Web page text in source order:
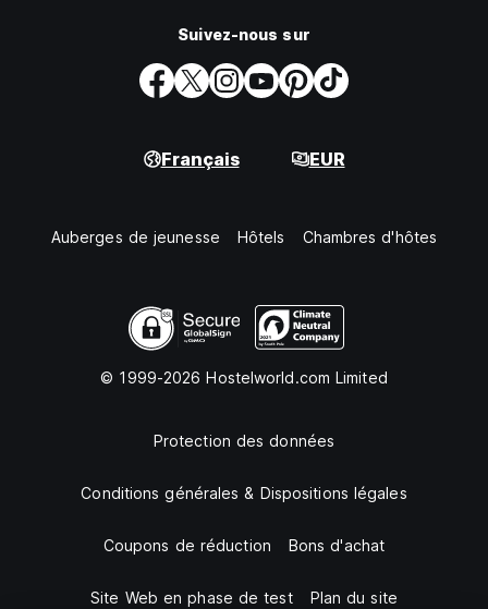
Suivez-nous sur
Français EUR
Auberges de jeunesse Hôtels Chambres d'hôtes
© 1999-2026 Hostelworld.com Limited
Protection des données
Conditions générales & Dispositions légales
Coupons de réduction Bons d'achat
Site Web en phase de test Plan du site